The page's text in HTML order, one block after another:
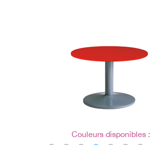
Modélisation 2D/3D
Couleurs disponibles :